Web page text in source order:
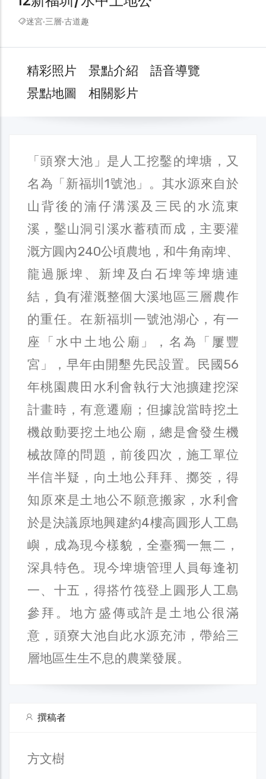
迷宮‧三層‧古道趣
精彩照片 景點介紹
語音導覽
景點地圖
相關影片
「頭寮大池」是人工挖鑿的埤塘，又
名為「新福圳1號池」。其水源來自於
山背後的湳仔溝溪及三民的水流東
溪，鑿山洞引溪水蓄積而成，主要灌
溉方圓內240公頃農地，和牛角南埤、
龍過脈埤、新埤及白石埤等埤塘連
結，負有灌溉整個大溪地區三層農作
的重任。在新福圳一號池湖心，有一
座「水中土地公廟」，名為「屢豐
宮」，早年由開墾先民設置。民國56
年桃園農田水利會執行大池擴建挖深
計畫時，有意遷廟；但據說當時挖土
機啟動要挖土地公廟，總是會發生機
械故障的問題，前後四次，施工單位
半信半疑，向土地公拜拜、擲筊，得
知原來是土地公不願意搬家，水利會
於是決議原地興建約4樓高圓形人工島
嶼，成為現今樣貌，全臺獨一無二，
深具特色。現今埤塘管理人員每逢初
一、十五，得搭竹筏登上圓形人工島
參拜。地方盛傳或許是土地公很滿
意，頭寮大池自此水源充沛，帶給三
層地區生生不息的農業發展。
撰稿者
方文樹